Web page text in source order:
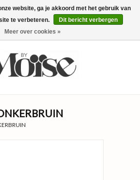
0 Artikelen - €0,00
website, ga je akkoord met het gebruik van
te verbeteren.
Dit bericht verbergen
Meer over cookies »